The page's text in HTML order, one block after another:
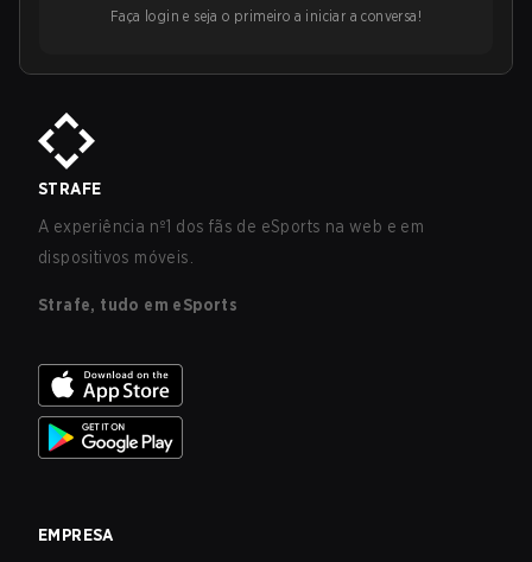
Faça login e seja o primeiro a iniciar a conversa!
STRAFE
A experiência nº1 dos fãs de eSports na web e em
dispositivos móveis.
Strafe, tudo em eSports
EMPRESA